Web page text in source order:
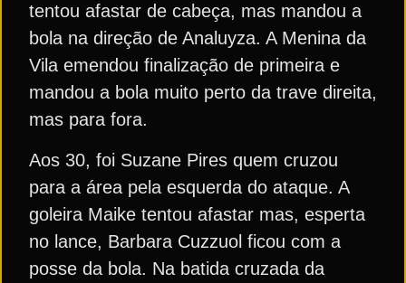
tentou afastar de cabeça, mas mandou a
bola na direção de Analuyza. A Menina da
Vila emendou finalização de primeira e
mandou a bola muito perto da trave direita,
mas para fora.
Aos 30, foi Suzane Pires quem cruzou
para a área pela esquerda do ataque. A
goleira Maike tentou afastar mas, esperta
no lance, Barbara Cuzzuol ficou com a
posse da bola. Na batida cruzada da